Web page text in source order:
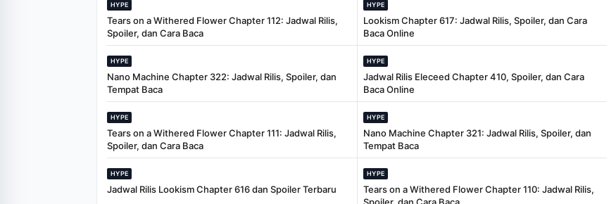
HYPE
Tears on a Withered Flower Chapter 112: Jadwal Rilis,
Spoiler, dan Cara Baca
HYPE
Lookism Chapter 617: Jadwal Rilis, Spoiler, dan Cara
Baca Online
HYPE
Nano Machine Chapter 322: Jadwal Rilis, Spoiler, dan
Tempat Baca
HYPE
Jadwal Rilis Eleceed Chapter 410, Spoiler, dan Cara
Baca Online
HYPE
Tears on a Withered Flower Chapter 111: Jadwal Rilis,
Spoiler, dan Cara Baca
HYPE
Nano Machine Chapter 321: Jadwal Rilis, Spoiler, dan
Tempat Baca
HYPE
Jadwal Rilis Lookism Chapter 616 dan Spoiler Terbaru
HYPE
Tears on a Withered Flower Chapter 110: Jadwal Rilis,